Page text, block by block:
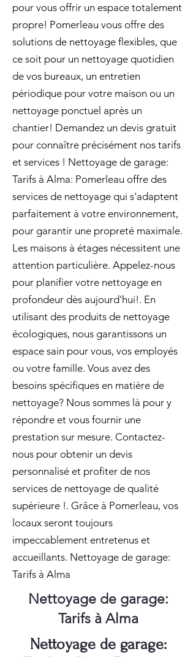
pour vous offrir un espace totalement
propre! Pomerleau vous offre des
solutions de nettoyage flexibles, que
ce soit pour un nettoyage quotidien
de vos bureaux, un entretien
périodique pour votre maison ou un
nettoyage ponctuel après un
chantier! Demandez un devis gratuit
pour connaître précisément nos tarifs
et services ! Nettoyage de garage:
Tarifs à Alma: Pomerleau offre des
services de nettoyage qui s'adaptent
parfaitement à votre environnement,
pour garantir une propreté maximale.
Les maisons à étages nécessitent une
attention particulière. Appelez-nous
pour planifier votre nettoyage en
profondeur dès aujourd'hui!. En
utilisant des produits de nettoyage
écologiques, nous garantissons un
espace sain pour vous, vos employés
ou votre famille. Vous avez des
besoins spécifiques en matière de
nettoyage? Nous sommes là pour y
répondre et vous fournir une
prestation sur mesure. Contactez-
nous pour obtenir un devis
personnalisé et profiter de nos
services de nettoyage de qualité
supérieure !. Grâce à Pomerleau, vos
locaux seront toujours
impeccablement entretenus et
accueillants. Nettoyage de garage:
Tarifs à Alma
Nettoyage de garage:
Tarifs à Alma
Nettoyage de garage: